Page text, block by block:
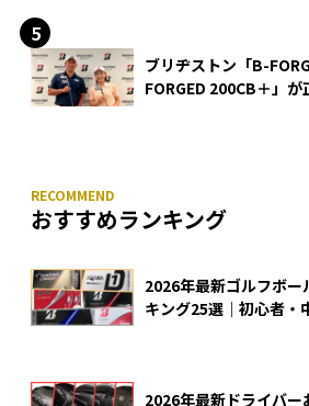
ブリヂストン「B-
FORGED 200CB＋」
おすすめランキング
2026年最新ゴルフボー
キング25選｜初心者・
2026年最新ドライバー